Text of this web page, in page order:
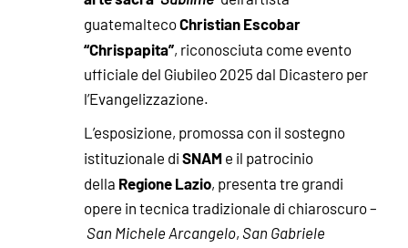
guatemaltecoChristian Escobar
“Chrispapita”, riconosciuta come evento
ufficiale del Giubileo 2025 dal Dicastero per
l’Evangelizzazione.
L’esposizione, promossa con il sostegno
istituzionale diSNAMe il patrocinio
della Regione Lazio, presenta tre grandi
opere in tecnica tradizionale di chiaroscuro –
San Michele Arcangelo, San Gabriele